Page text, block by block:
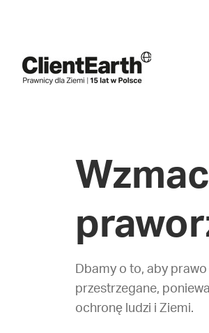
Dbamy o to, aby
przestrzegane,
ochronę ludzi i Ziemi.